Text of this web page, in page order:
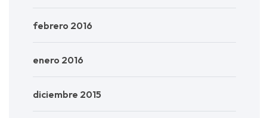
febrero 2016
enero 2016
diciembre 2015